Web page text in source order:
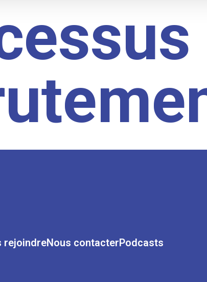
rejoindreNous contacterPodcasts